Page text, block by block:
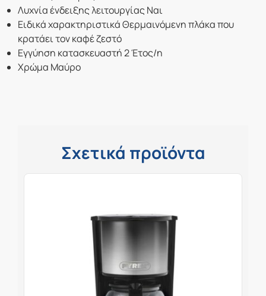
Λυχνία ένδειξης λειτουργίας Ναι
Ειδικά χαρακτηριστικά Θερμαινόμενη πλάκα που
κρατάει τον καφέ ζεστό
Εγγύηση κατασκευαστή 2 Έτος/η
Χρώμα Μαύρο
Σχετικά προϊόντα